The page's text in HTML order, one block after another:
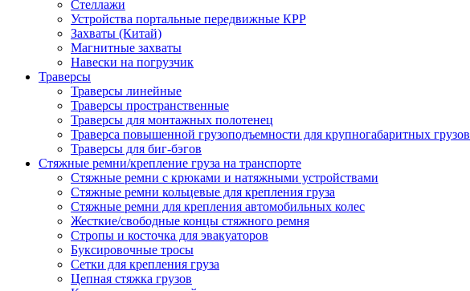
Стеллажи
Устройства портальные передвижные КРР
Захваты (Китай)
Магнитные захваты
Навески на погрузчик
Траверсы
Траверсы линейные
Траверсы пространственные
Траверсы для монтажных полотенец
Траверса повышенной грузоподъемности для крупногабаритных грузов
Траверсы для биг-бэгов
Стяжные ремни/крепление груза на транспорте
Стяжные ремни с крюками и натяжными устройствами
Стяжные ремни кольцевые для крепления груза
Стяжные ремни для крепления автомобильных колес
Жесткие/свободные концы стяжного ремня
Стропы и косточка для эвакуаторов
Буксировочные тросы
Сетки для крепления груза
Цепная стяжка грузов